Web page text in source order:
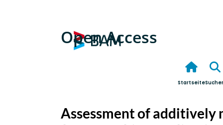
Open Access
Startseite
Assessment of